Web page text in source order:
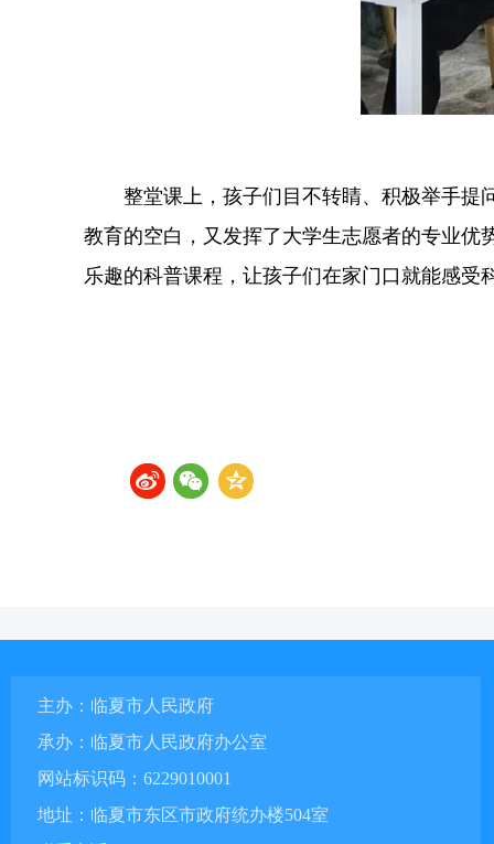
整堂课上，孩子们目不转睛、积极举手提
教育的空白，又发挥了大学生志愿者的专业优
乐趣的科普课程，让孩子们在家门口就能感
主办：临夏市人民政府
承办：临夏市人民政府办公室
网站标识码：6229010001
地址：临夏市东区市政府统办楼504室